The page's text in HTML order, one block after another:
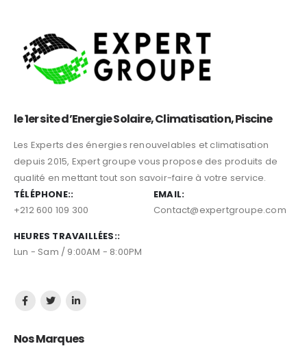
le 1er site d’Energie Solaire, Climatisation, Piscine
Les Experts des énergies renouvelables et climatisation
depuis 2015, Expert groupe vous propose des produits de
qualité en mettant tout son savoir-faire à votre service.
TÉLÉPHONE::
+212 600 109 300
EMAIL:
Contact@expertgroupe.com
HEURES TRAVAILLÉES::
Lun - Sam / 9:00AM - 8:00PM
Nos Marques